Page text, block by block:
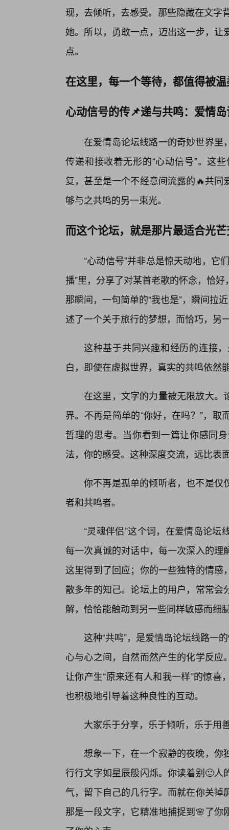
现，去倾听，去感受。那些隐藏在文字
她。所以，勇敢一点，迈出这一步，
点。
在这里，每一个等待，都值得被
心动信号的传📌递与共鸣：爱情
在爱情岛论坛线路一的奇妙世界里
传递和接收着无形的“心动信号”。这
复，甚至是一个不经意间流露的🔥共
够与之共鸣的另一束光。
而这个论坛，就是那片最适合光
“心动信号”并非总是惊天动地，它
播”里，分享了对某首老歌的怀念，恰
那瞬间，一句简单的“我也是”，瞬间拉
述了一个关于旅行的梦想，而恰巧，另
这种基于共同兴趣和经历的连接
白，即使在虚拟世界，真实的共鸣依然
在这里，文字的力量被无限放大。
界。不再是简单的“你好，在吗？”，
哲理的思考。当你看到一篇让你感同
法，你的感受。这种深度交流，远比表
你不再是孤单的倾听者，也不是仅
者和共鸣者。
“灵魂伴侣”这个词，在爱情岛论
每一次真诚的对话中，每一次深入的
这里得到了回应；你的一些独特的情
散多年的知己。论坛上的用户，常常
解，恰恰能触动到另一些同样敏感而细
这种“共鸣”，是爱情岛论坛线路一
心与心之间，自然而然产生的化学反
让你产生“原来还有人和我一样”的惊
也积极地引导着这种良性的互动。
大家乐于分享，乐于倾听，乐于用
想象一下，在一个寂静的夜晚，你
行行文字如星辰般闪烁。你读着别🙂
气，留下自己的几行字。而就在你关
那是一段文字，它精准地捕捉到🌸了